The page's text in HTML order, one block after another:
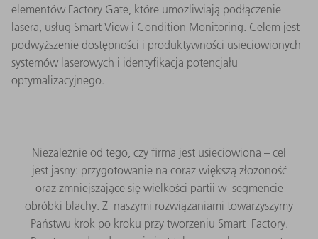
elementów Factory Gate, które umożliwiają podłączenie
lasera, usług Smart View i Condition Monitoring. Celem jest
podwyższenie dostępności i produktywności usieciowionych
systemów laserowych i identyfikacja potencjału
optymalizacyjnego.
Niezależnie od tego, czy firma jest usieciowiona – cel
jest jasny: przygotowanie na coraz większą złożoność
oraz zmniejszające się wielkości partii w segmencie
obróbki blachy. Z naszymi rozwiązaniami towarzyszymy
Państwu krok po kroku przy tworzeniu Smart Factory.